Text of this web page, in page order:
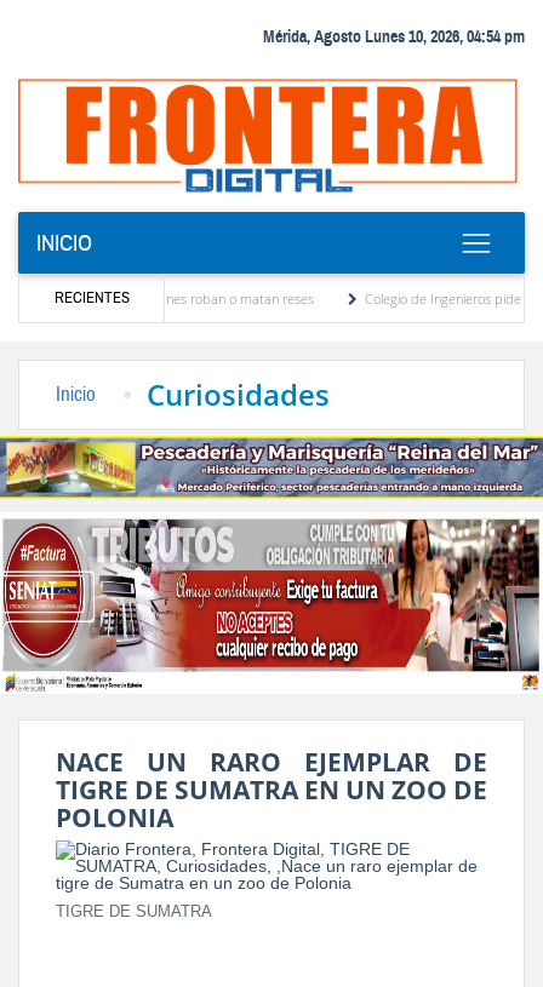
Mérida, Agosto Lunes 10, 2026, 04:54 pm
INICIO
RECIENTES
ejemplares para quienes roban o matan reses
Colegio de Ingenieros pide
Inicio Curiosidades
NACE UN RARO EJEMPLAR DE
TIGRE DE SUMATRA EN UN ZOO DE
POLONIA
TIGRE DE SUMATRA